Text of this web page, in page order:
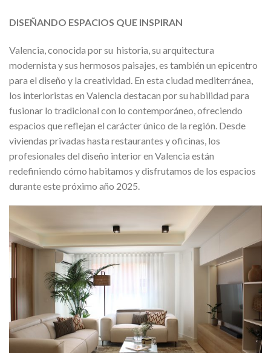
DISEÑANDO ESPACIOS QUE INSPIRAN
Valencia, conocida por su historia, su arquitectura
modernista y sus hermosos paisajes, es también un epicentro
para el diseño y la creatividad. En esta ciudad mediterránea,
los interioristas en Valencia destacan por su habilidad para
fusionar lo tradicional con lo contemporáneo, ofreciendo
espacios que reflejan el carácter único de la región. Desde
viviendas privadas hasta restaurantes y oficinas, los
profesionales del diseño interior en Valencia están
redefiniendo cómo habitamos y disfrutamos de los espacios
durante este próximo año 2025.